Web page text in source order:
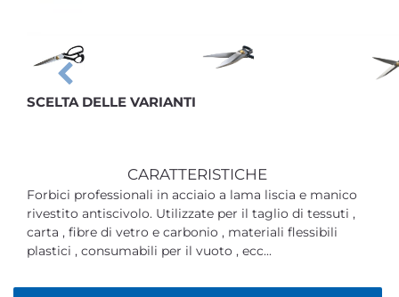
SCELTA DELLE VARIANTI
CARATTERISTICHE
Forbici professionali in acciaio a lama liscia e manico
rivestito antiscivolo. Utilizzate per il taglio di tessuti ,
carta , fibre di vetro e carbonio , materiali flessibili
plastici , consumabili per il vuoto , ecc...